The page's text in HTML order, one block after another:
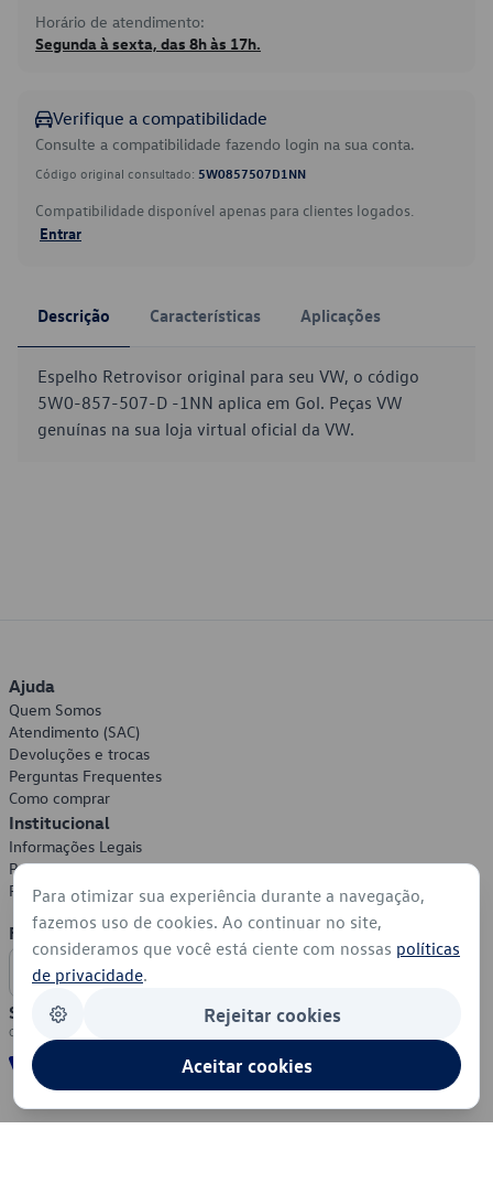
Horário de atendimento:
Segunda à sexta, das 8h às 17h.
Verifique a compatibilidade
Consulte a compatibilidade fazendo login na sua conta.
Código original consultado: 5W0857507D1NN
Compatibilidade disponível apenas para clientes logados.
Entrar
Descrição Características Aplicações
Espelho Retrovisor original para seu VW, o código
5W0-857-507-D -1NN aplica em Gol. Peças VW
genuínas na sua loja virtual oficial da VW.
Ajuda
Quem Somos
Atendimento (SAC)
Devoluções e trocas
Perguntas Frequentes
Como comprar
Institucional
Informações Legais
Política de Privacidade
Política de Cookies
Formas de Pagamento
Segurança
Para otimizar sua experiência durante a navegação,
fazemos uso de cookies. Ao continuar no site,
consideramos que você está ciente com nossas políticas
de privacidade.
Rejeitar cookies
Aceitar cookies